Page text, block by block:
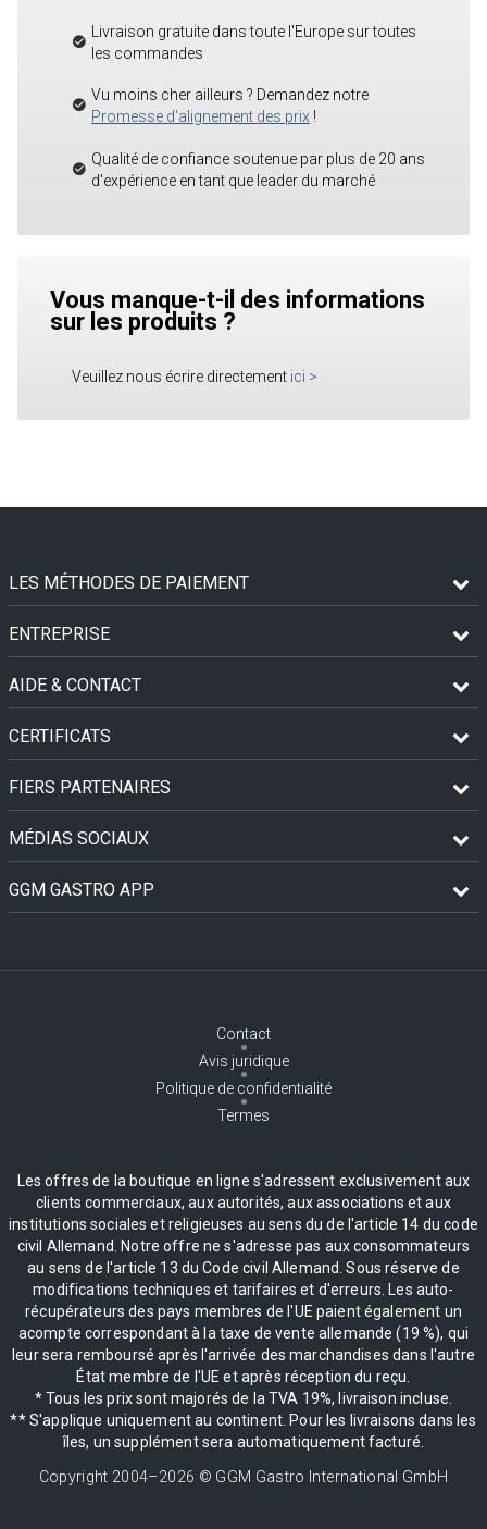
Livraison gratuite dans toute l'Europe sur toutes
les commandes
Vu moins cher ailleurs ? Demandez notre
Promesse d'alignement des prix !
Qualité de confiance soutenue par plus de 20 ans
d'expérience en tant que leader du marché
Vous manque-t-il des informations
sur les produits ?
Veuillez nous écrire directement ici >
LES MÉTHODES DE PAIEMENT
ENTREPRISE
AIDE & CONTACT
CERTIFICATS
FIERS PARTENAIRES
MÉDIAS SOCIAUX
GGM GASTRO APP
Contact
Avis juridique
Politique de confidentialité
Termes
Les offres de la boutique en ligne s'adressent exclusivement aux
clients commerciaux, aux autorités, aux associations et aux
institutions sociales et religieuses au sens du de l'article 14 du code
civil Allemand. Notre offre ne s'adresse pas aux consommateurs
au sens de l'article 13 du Code civil Allemand. Sous réserve de
modifications techniques et tarifaires et d'erreurs. Les auto-
récupérateurs des pays membres de l'UE paient également un
acompte correspondant à la taxe de vente allemande (19 %), qui
leur sera remboursé après l'arrivée des marchandises dans l'autre
État membre de l'UE et après réception du reçu.
* Tous les prix sont majorés de la TVA 19%, livraison incluse.
** S'applique uniquement au continent. Pour les livraisons dans les
îles, un supplément sera automatiquement facturé.
Copyright 2004–2026 © GGM Gastro International GmbH